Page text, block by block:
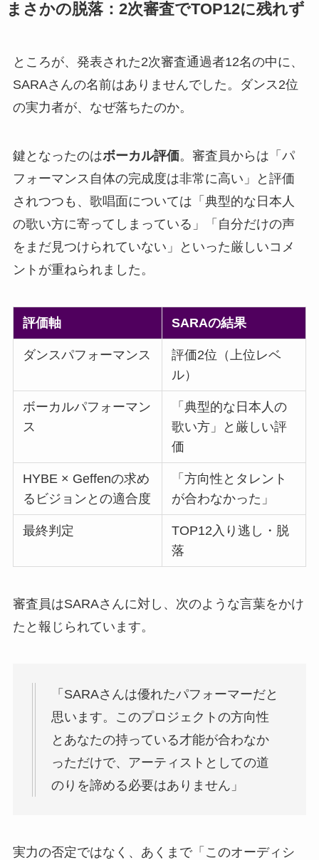
まさかの脱落：2次審査でTOP12に残れず
ところが、発表された2次審査通過者12名の中に、
SARAさんの名前はありませんでした。ダンス2位
の実力者が、なぜ落ちたのか。
鍵となったのはボーカル評価。審査員からは「パ
フォーマンス自体の完成度は非常に高い」と評価
されつつも、歌唱面については「典型的な日本人
の歌い方に寄ってしまっている」「自分だけの声
をまだ見つけられていない」といった厳しいコメ
ントが重ねられました。
評価軸 SARAの結果
ダンスパフォーマンス
評価2位（上位レベ
ル）
ボーカルパフォーマン
ス
「典型的な日本人の
歌い方」と厳しい評
価
HYBE × Geffenの求め
るビジョンとの適合度
「方向性とタレント
が合わなかった」
最終判定
TOP12入り逃し・脱
落
審査員はSARAさんに対し、次のような言葉をかけ
たと報じられています。
「SARAさんは優れたパフォーマーだと
思います。このプロジェクトの方向性
とあなたの持っている才能が合わなか
っただけで、アーティストとしての道
のりを諦める必要はありません」
実力の否定ではなく、あくまで「このオーディシ